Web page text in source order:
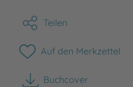
Teilen
Auf den Merkzettel
Buchcover